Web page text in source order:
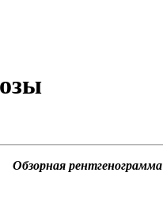
Обзорная рентгенограмма